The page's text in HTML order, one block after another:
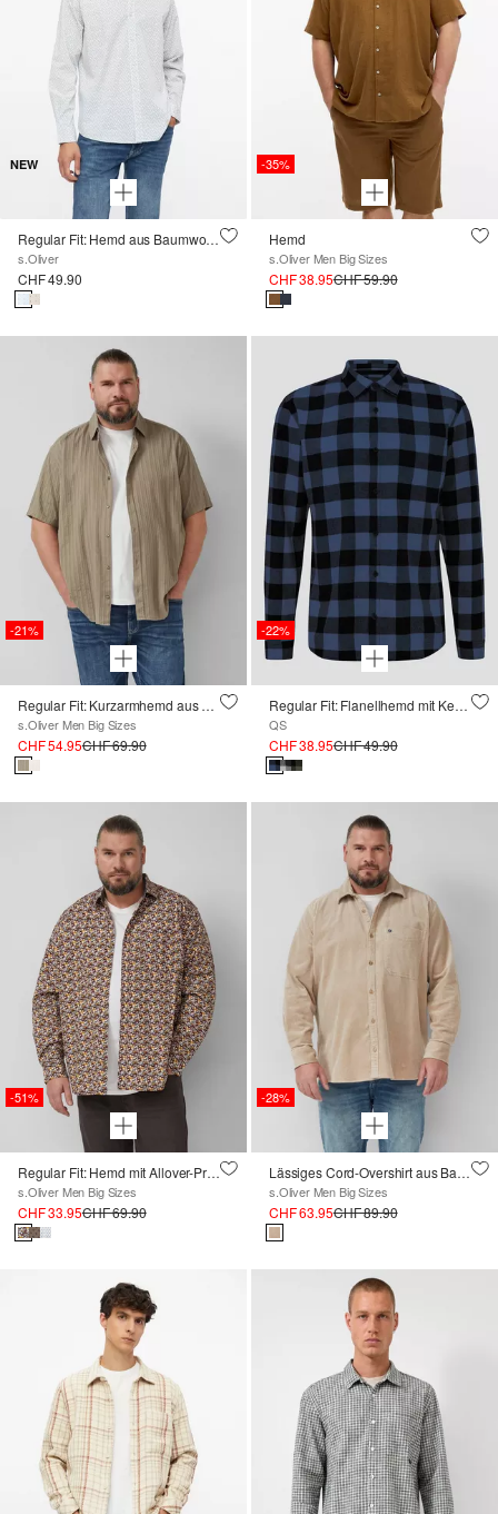
NEW
Regular Fit: Hemd aus Baumwollstretch mit All-over-Print
s.Oliver
CHF 49.90
-35%
Hemd
s.Oliver Men Big Sizes
CHF 38.95CHF 59.90
-21%
Regular Fit: Kurzarmhemd aus Baumwolle
s.Oliver Men Big Sizes
CHF 54.95CHF 69.90
-22%
Regular Fit: Flanellhemd mit Kentkragen
QS
CHF 38.95CHF 49.90
-51%
Regular Fit: Hemd mit Allover-Print und Brusttasche
s.Oliver Men Big Sizes
CHF 33.95CHF 69.90
-28%
Lässiges Cord-Overshirt aus Baumwollstretch
s.Oliver Men Big Sizes
CHF 63.95CHF 89.90